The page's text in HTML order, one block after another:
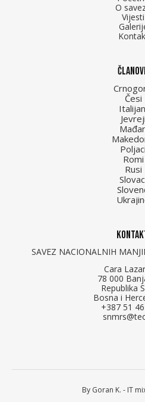
O
Vijesti
Česi
Jevreji
Poljaci
Romi
Rusi
SAVEZ NACIONALNIH
Cara
78 000
Republika
Bosna i
+387 51
By Goran K. - IT